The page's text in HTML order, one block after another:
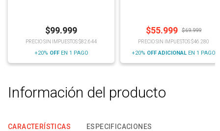
$99.999
PRECIO SIN IMPUESTOS $82.644
+20% OFFEN 1 PAGO
$55.999 $69.999
PRECIO SIN IMPUESTOS $46.280
+20% OFF ADICIONAL EN 1 PAGO
Información del producto
CARACTERÍSTICAS ESPECIFICACIONES